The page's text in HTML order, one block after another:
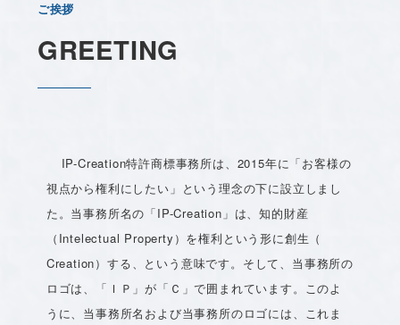
ご挨拶
GREETING
IP-Creation特許商標事務所は、2015年に「お客様の
視点から権利にしたい」という理念の下に設立しまし
た。当事務所名の「IP-Creation」は、知的財産
（Intelectual Property）を権利という形に創生（
Creation）する、という意味です。そして、当事務所の
ロゴは、「ＩＰ」が「Ｃ」で囲まれています。このよ
うに、当事務所名および当事務所のロゴには、これま